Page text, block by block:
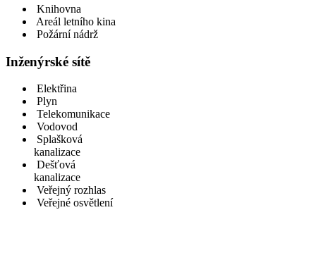
Knihovna
Areál letního kina
Požární nádrž
Inženýrské sítě
Elektřina
Plyn
Telekomunikace
Vodovod
Splašková
kanalizace
Dešťová
kanalizace
Veřejný rozhlas
Veřejné osvětlení